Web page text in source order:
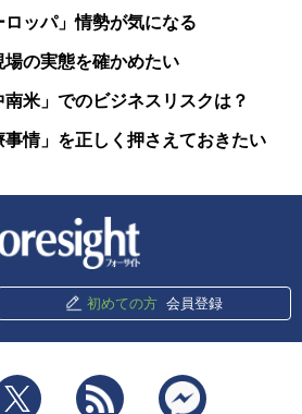
ッパ」情勢が気になる
場の実態を確かめたい
南米」でのビジネスリスクは？
事情」を正しく押さえておきたい
初めての方 会員登録
Twitter RSS